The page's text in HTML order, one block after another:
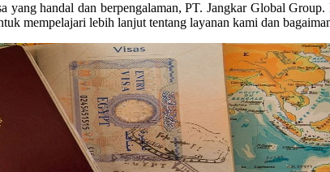
yang handal dan berpengalaman, PT. Jangkar Global
mempelajari lebih lanjut tentang layanan kami dan